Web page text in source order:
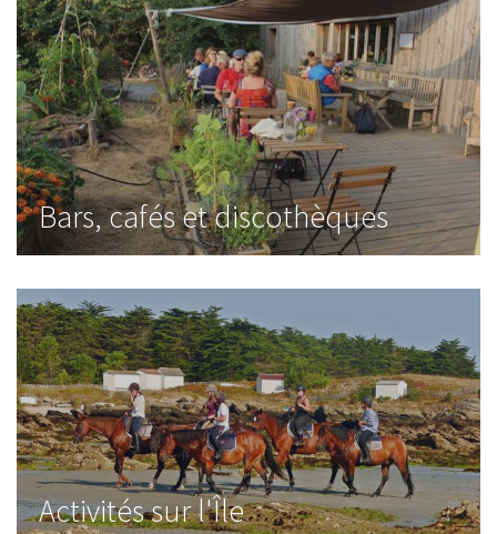
Bars, cafés et discothèques
Activités sur l'Île